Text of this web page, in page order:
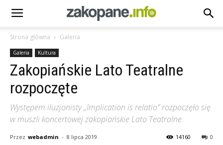
Strona główna Galeria
Galeria Kultura
Zakopiańskie Lato Teatralne
rozpoczęte
Występem iluzjonisty „Implication is relatio” rozpoczęło się
w muszli koncertowej zakopiańskie Lato Teatralne.
Przez webadmin - 8 lipca 2019 0
14160